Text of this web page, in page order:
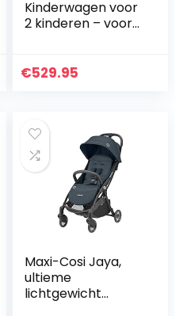
Kinderwagen voor
2 kinderen – voor
kinderen in de
€529.95
Maxi-Cosi Jaya,
ultieme
lichtgewicht